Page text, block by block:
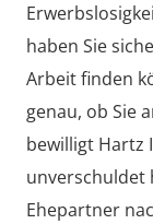
haben Sie
Arbeit finden
genau, ob Sie
bewilligt Hartz
unverschuldet
Ehepartner